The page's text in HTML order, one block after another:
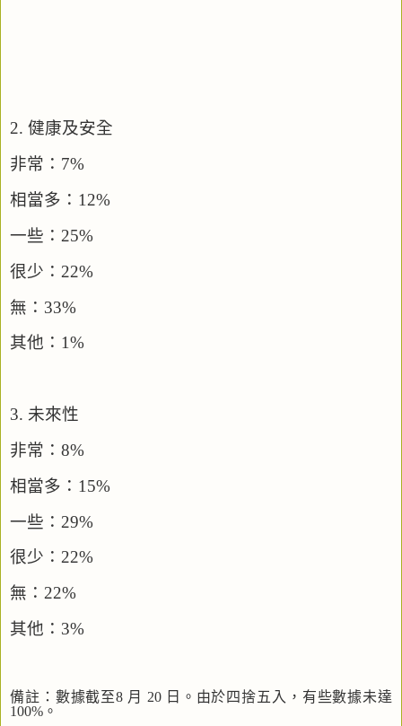
2. 健康及安全
非常： 7%
相當多： 12%
一些： 25%
很少： 22%
無： 33%
其他： 1%
3. 未來性
非常： 8%
相當多： 15%
一些： 29%
很少： 22%
無： 22%
其他： 3%
備註 ： 數據截至8 月 20 日 。 由於四捨五入 ， 有些數據未達
100% 。